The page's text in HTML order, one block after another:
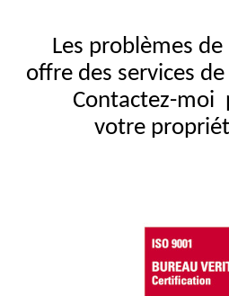
Les problèmes
offre des services
Contactez-moi
votre